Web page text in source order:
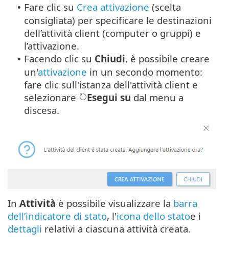
• Fare clic su Crea attivazione (scelta
consigliata) per specificare le destinazioni
dell’attività client (computer o gruppi) e
l’attivazione.
• Facendo clic su Chiudi, è possibile creare
un'attivazione in un secondo momento:
fare clic sull'istanza dell'attività client e
selezionare
Esegui su dal menu a
discesa.
In Attività è possibile visualizzare la barra
dell’indicatore di stato, l'icona dello statoe i
dettagli relativi a ciascuna attività creata.